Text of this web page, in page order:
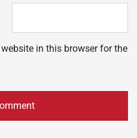
in this browser for the